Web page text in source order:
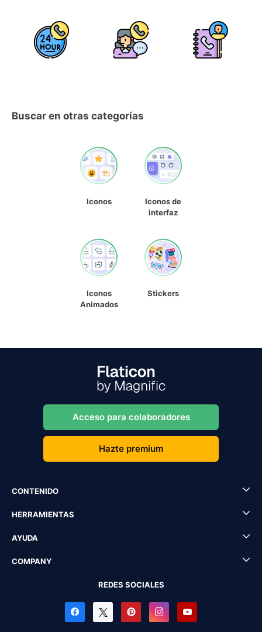
Buscar en otras categorías
Iconos
Iconos de
interfaz
Iconos
Animados
Stickers
Acceso para colaboradores
Hazte premium
CONTENIDO
HERRAMIENTAS
AYUDA
COMPANY
REDES SOCIALES